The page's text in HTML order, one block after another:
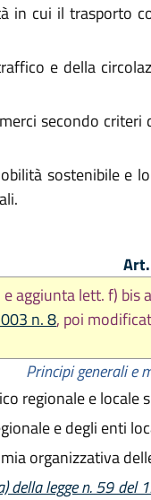
in cui il trasporto
e della
secondo
sostenibile e
aggiunta lett. f) bis
n. 8, poi
Principi generali e
regionale e locale
e degli enti
organizzativa
della legge n. 59 del